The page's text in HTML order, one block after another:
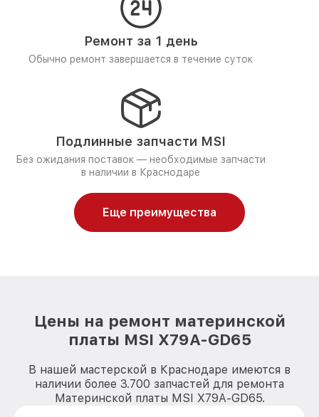
Ремонт за 1 день
Обычно ремонт завершается в течение суток
Подлинные запчасти MSI
Без ожидания поставок — необходимые запчасти
в наличии в Краснодаре
Еще преимущества
Цены на ремонт материнской
платы MSI X79A-GD65
В нашей мастерской в Краснодаре имеются в
наличии более 3.700 запчастей для ремонта
Материнской платы MSI X79A-GD65.